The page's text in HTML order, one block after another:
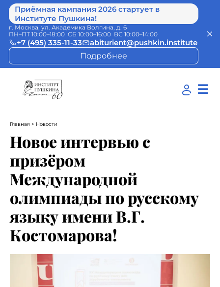
Приёмная кампания 2026 стартует в
Институте Пушкина!
г. Москва, ул. Академика Волгина, д. 6
ПН–ПТ 10:00–18:00 СБ 10:00–16:00 ВС 10:00–14:00
+7 (495) 335-11-33
abiturient@pushkin.institute
Подробнее
☰
Главная > Новости
Новое интервью с
призёром
Международной
олимпиады по русскому
языку имени В.Г.
Костомарова!